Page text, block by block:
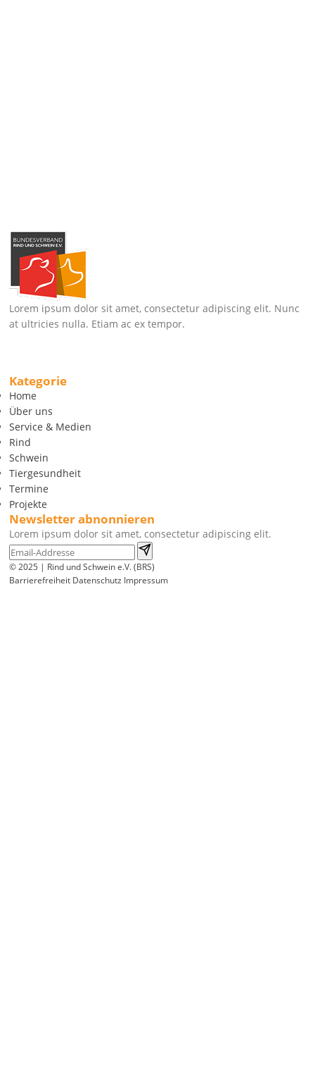
Lorem ipsum dolor sit amet, consectetur adipiscing elit. Nunc
at ultricies nulla. Etiam ac ex tempor.
Kategorie
Home
Über uns
Service & Medien
Rind
Schwein
Tiergesundheit
Termine
Projekte
Newsletter abnonnieren
Lorem ipsum dolor sit amet, consectetur adipiscing elit.
© 2025 | Rind und Schwein e.V. (BRS)
Barrierefreiheit Datenschutz Impressum